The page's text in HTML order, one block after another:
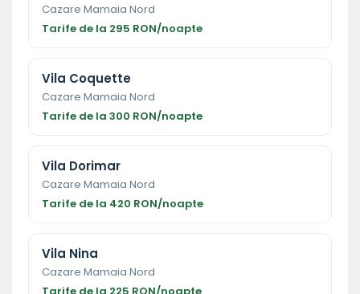
Cazare Mamaia Nord
Tarife de la 295 RON/noapte
Vila Coquette
Cazare Mamaia Nord
Tarife de la 300 RON/noapte
Vila Dorimar
Cazare Mamaia Nord
Tarife de la 420 RON/noapte
Vila Nina
Cazare Mamaia Nord
Tarife de la 225 RON/noapte